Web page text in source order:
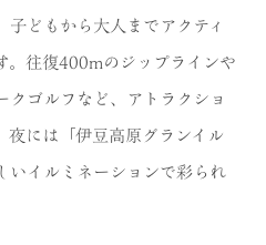
子どもから大人までアクティ
。往復400mのジップラインや
クゴルフなど、アトラクショ
夜には「伊豆高原グランイル
いイルミネーションで彩られ